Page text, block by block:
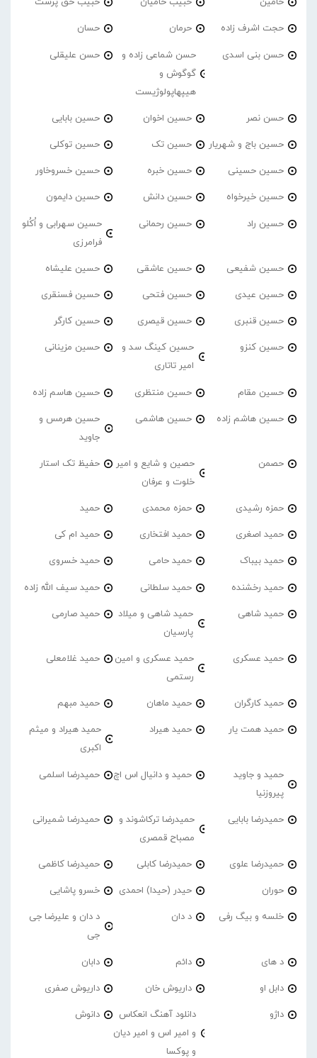
حجت اشرف زاده حرمان حسان
حسن بنی اسدی
حسن شماعی زاده و
گوگوش و
هیپهاپولوژیست
حسن علیقلی
حسن نصر حسین اخوان حسین بابایی
حسین باج و شهریار حسین تک حسین توکلی
حسین حسینی حسین خبره حسین خسروخاور
حسین خیرخواه حسین دانش حسین دایمون
حسین راد حسین رحمانی
حسین سهرابی و اُکُلو
فرامرزی
حسین شفیعی حسین عاشقی حسین علیشاه
حسین عیدی حسین فتحی حسین فسنقری
حسین قنبری حسین قیصری حسین کارگر
حسین کنزو
حسین کینگ سد و
امیر تاتاری
حسین مزینانی
حسین مقام حسین منتظری حسین هاسم زاده
حسین هاشم زاده حسین هاشمی
حسین هرمس و
جاوید
حصمن
حصین و شایع و امیر
خلوت و عرفان
حفیظ تک استار
حمزه رشیدی حمزه محمدی حمید
حمید اصغری حمید افتخاری حمید ام کی
حمید بیباک حمید حامی حمید خسروی
حمید رخشنده حمید سلطانی حمید سیف الله زاده
حمید شاهی
حمید شاهی و میلاد
پارسیان
حمید صارمی
حمید عسکری
حمید عسکری و امین
رستمی
حمید غلامعلی
حمید کارگران حمید ماهان حمید مبهم
حمید همت یار حمید هیراد
حمید هیراد و میثم
اکبری
حمید و جاوید
پیروزنیا
حمید و دانیال اس اچ حمیدرضا اسلمی
حمیدرضا بابایی
حمیدرضا ترکاشوند و
مصباح قمصری
حمیدرضا شمیرانی
حمیدرضا علوی حمیدرضا کابلی حمیدرضا کاظمی
حوران حیدر (حیدا) احمدی خسرو پاشایی
خلسه و بیگ رفی د دان
د دان و علیرضا جی
جی
د های دائم دابان
دابل او داریوش خان داریوش صفری
داژو
دانلود آهنگ انعکاس
و امیر اس و امیر دیان
و پوکسا
دانوش